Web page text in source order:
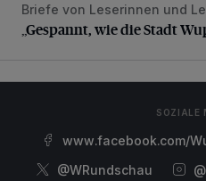
„Gespannt, wie die Stadt
Briefe von Leserinnen und
„Gespannt, wie die Stadt
SOZIALE
www.facebook.com/
@WRundschau